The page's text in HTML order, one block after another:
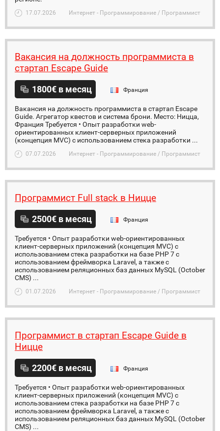
17.07.2026 Интернет - Программирование / Программист
Вакансия на должность программиста в
стартап Escape Guide
1800€ в месяц Франция
Вакансия на должность программиста в стартап Escape
Guide. Агрегатор квестов и система брони. Место: Ницца,
Франция Требуется • Опыт разработки web-
ориентированных клиент-серверных приложений
(концепция MVC) с использованием стека разработки ...
07.07.2026 Интернет - Программирование / Программист
Программист Full stack в Ницце
2500€ в месяц Франция
Требуется • Опыт разработки web-ориентированных
клиент-серверных приложений (концепция MVC) с
использованием стека разработки на базе PHP 7 с
использованием фреймворка Laravel, а также с
использованием реляционных баз данных MySQL (October
CMS) ...
01.07.2026 Интернет - Программирование / Программист
Программист в стартап Escape Guide в
Ницце
2200€ в месяц Франция
Требуется • Опыт разработки web-ориентированных
клиент-серверных приложений (концепция MVC) с
использованием стека разработки на базе PHP 7 с
использованием фреймворка Laravel, а также с
использованием реляционных баз данных MySQL (October
CMS) ...